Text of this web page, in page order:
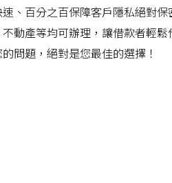
、百分之百保障客戶隱私絕對
動產等均可辦理，讓借款者輕
問題，絕對是您最佳的選擇！